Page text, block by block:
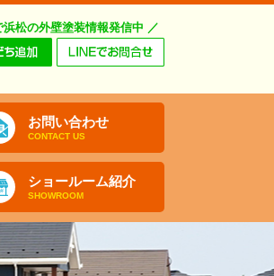
浜松の外壁塗装情報発信中 ／
お問い合わせ
CONTACT US
ショールーム紹介
SHOWROOM